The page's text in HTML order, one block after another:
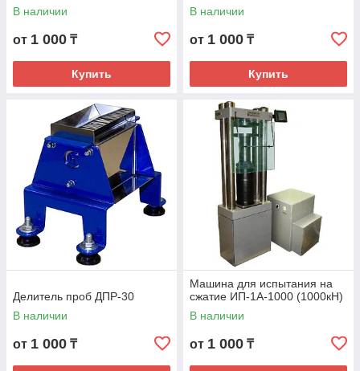
В наличии
от 1 000 ₸
Купить
В наличии
от 1 000 ₸
Купить
Делитель проб ДПР-30
В наличии
от 1 000 ₸
Машина для испытания на
сжатие ИП-1А-1000 (1000кН)
В наличии
от 1 000 ₸